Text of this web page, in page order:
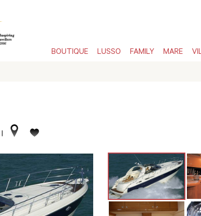
BOUTIQUE LUSSO FAMILY MARE
|